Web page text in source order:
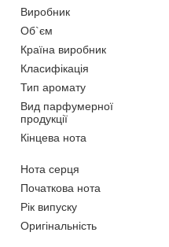
Виробник
Об`єм
Країна виробник
Класифікація
Тип аромату
Вид парфумерної
продукції
Кінцева нота
Нота серця
Початкова нота
Рік випуску
Оригінальність